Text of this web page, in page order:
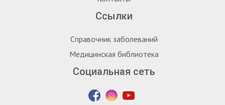
Ссылки
Справочник заболеваний
Медицинская библиотека
Социальная сеть